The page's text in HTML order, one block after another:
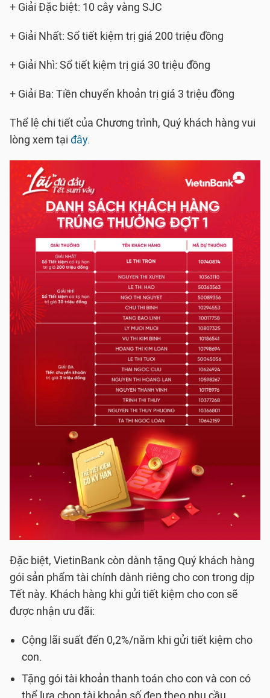
+ Giải Đặc biệt: 10 cây vàng SJC
+ Giải Nhất: Sổ tiết kiệm trị giá 200 triệu đồng
+ Giải Nhì: Sổ tiết kiệm trị giá 30 triệu đồng
+ Giải Ba: Tiền chuyển khoản trị giá 3 triệu đồng
Thể lệ chi tiết của Chương trình, Quý khách hàng vui
lòng xem tại đây.
Đặc biệt, VietinBank còn dành tặng Quý khách hàng
gói sản phẩm tài chính dành riêng cho con trong dịp
Tết này. Khách hàng khi gửi tiết kiệm cho con sẽ
được nhận ưu đãi:
Cộng lãi suất đến 0,2%/năm khi gửi tiết kiệm cho
con.
Tặng gói tài khoản thanh toán cho con và con có